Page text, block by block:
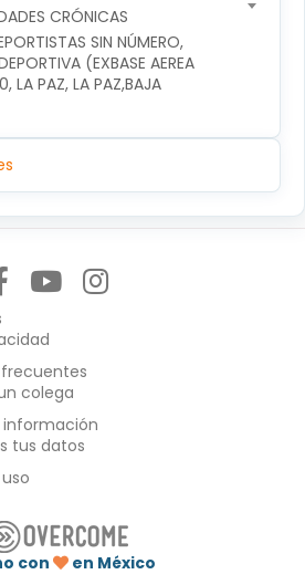
CRÓNICAS
SIN NÚMERO,
(EXBASE AEREA
LA PAZ, LA PAZ,BAJA
colega
información
tus datos
con
en México